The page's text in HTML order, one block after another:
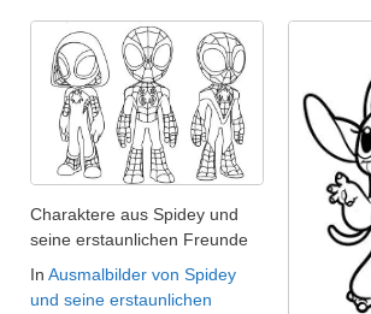
Charaktere aus Spidey und
seine erstaunlichen Freunde
In Ausmalbilder von Spidey
und seine erstaunlichen